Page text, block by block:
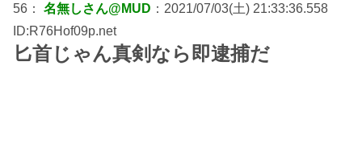
56： 名無しさん@MUD ：2021/07/03(土) 21:33:36.558
ID:R76Hof09p.net
匕首じゃん真剣なら即逮捕だ